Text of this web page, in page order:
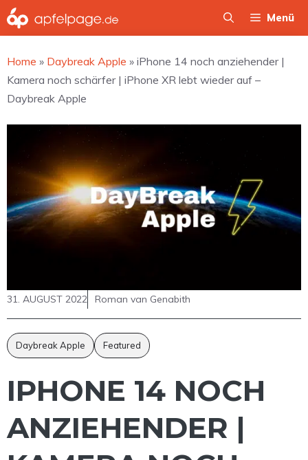
Zum
Inhalt
Menü
Home » Daybreak Apple » iPhone 14 noch anziehender |
Kamera noch schärfer | iPhone XR lebt wieder auf –
Daybreak Apple
31. AUGUST 2022 Roman van Genabith
Daybreak Apple Featured
IPHONE 14 NOCH
ANZIEHENDER |